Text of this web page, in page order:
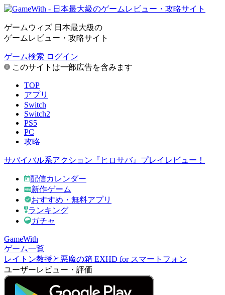
ゲームウィズ 日本最大級の
ゲームレビュー・攻略サイト
ゲーム検索 ログイン
このサイトは一部広告を含みます
TOP
アプリ
Switch
Switch2
PS5
PC
攻略
サバイバル系アクション『ヒロサバ』プレイレビュー！
配信カレンダー
新作ゲーム
おすすめ・無料アプリ
ランキング
ガチャ
GameWith
ゲーム一覧
レイトン教授と悪魔の箱 EXHD for スマートフォン
ユーザーレビュー・評価